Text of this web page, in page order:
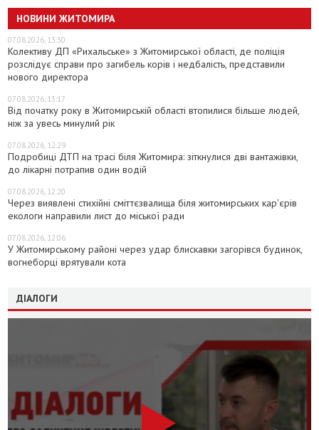
НОВИНИ ЖИТОМИРА
07.08.2026, 13:30
Колективу ДП «Рихальське» з Житомирської області, де поліція
розслідує справи про загибель корів і недбалість, представили
нового директора
07.08.2026, 13:17
Від початку року в Житомирській області втопилися більше людей,
ніж за увесь минулий рік
07.08.2026, 12:29
Подробиці ДТП на трасі біля Житомира: зіткнулися дві вантажівки,
до лікарні потрапив один водій
07.08.2026, 12:20
Через виявлені стихійні сміттєзвалища біля житомирських кар’єрів
екологи направили лист до міської ради
07.08.2026, 12:06
У Житомирському районі через удар блискавки загорівся будинок,
вогнеборці врятували кота
ДІАЛОГИ